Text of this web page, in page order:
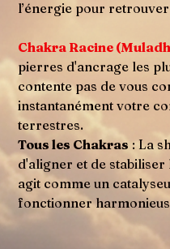
l’énergie pour
Chakra Racine
pierres d'ancrage les
contente pas de vous
instantanément votre
terrestres.
Tous les Chakras : La
d'aligner et de stabiliser
agit comme un
fonctionner